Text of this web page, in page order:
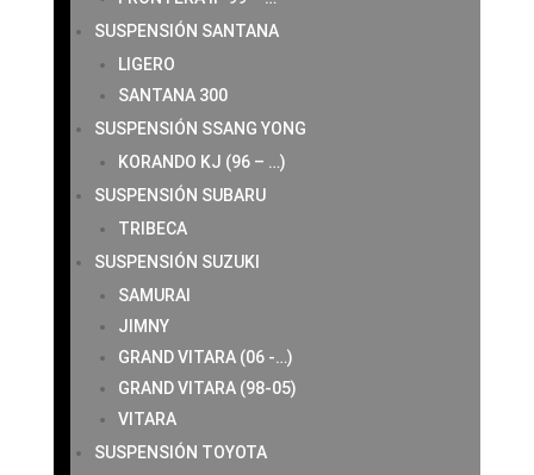
SUSPENSIÓN SANTANA
LIGERO
SANTANA 300
SUSPENSIÓN SSANG YONG
KORANDO KJ (96 – …)
SUSPENSIÓN SUBARU
TRIBECA
SUSPENSIÓN SUZUKI
SAMURAI
JIMNY
GRAND VITARA (06 -…)
GRAND VITARA (98-05)
VITARA
SUSPENSIÓN TOYOTA